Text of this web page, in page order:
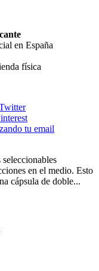
en España
física
en el medio. Esto
cápsula de doble...